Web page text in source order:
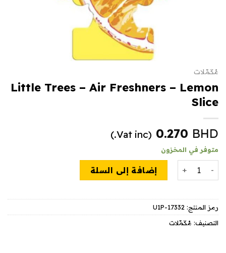
مُكَمِّلات
Little Trees – Air Freshners – Lemon
Slice
0.270 BHD
(Vat inc.)
متوفر في المخزون
إضافة إلى السلة
رمز المنتج: U1P-17332
التصنيف: مُكَمِّلات